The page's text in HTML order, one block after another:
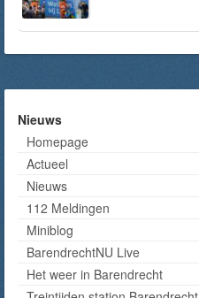
Nieuws
Homepage
Actueel
Nieuws
112 Meldingen
Miniblog
BarendrechtNU Live
Het weer in Barendrecht